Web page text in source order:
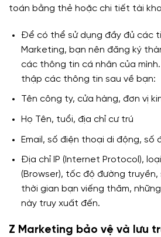
toán bằng thẻ hoặc chi tiết tài
Để có thể sử dụng đầy đủ các
Marketing, bạn nên đăng ký
các thông tin cá nhân của
thập các thông tin sau về bạn:
Tên công ty, cửa hàng, đơn vị
Họ Tên, tuổi, địa chỉ cư trú
Email, số điện thoại di động, số
Địa chỉ IP (Internet Protocol),
(Browser), tốc độ đường
thời gian bạn viếng thăm,
này truy xuất đến.
Z Marketing bảo vệ và lưu